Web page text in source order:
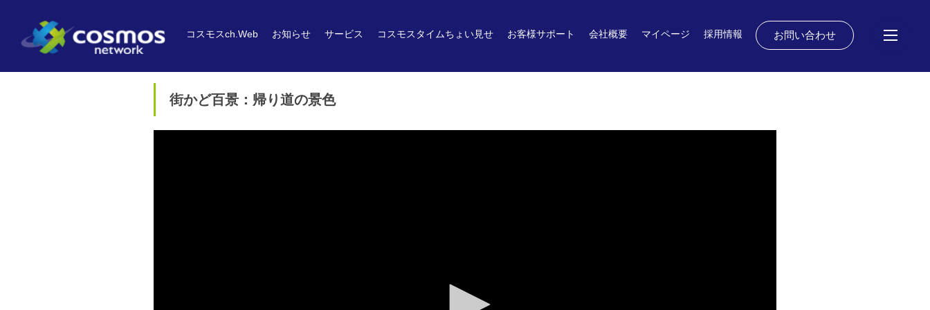
お問い合わせ
コスモスch.Web お知らせ サービス コスモスタイムちょい見せ お客様サポート 会社概要 マイページ 採用情報
街かど百景：帰り道の景色